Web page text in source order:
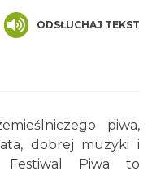
ODSŁUCHAJ TEKST
piwa,
dobrej muzyki i
Festiwal Piwa to